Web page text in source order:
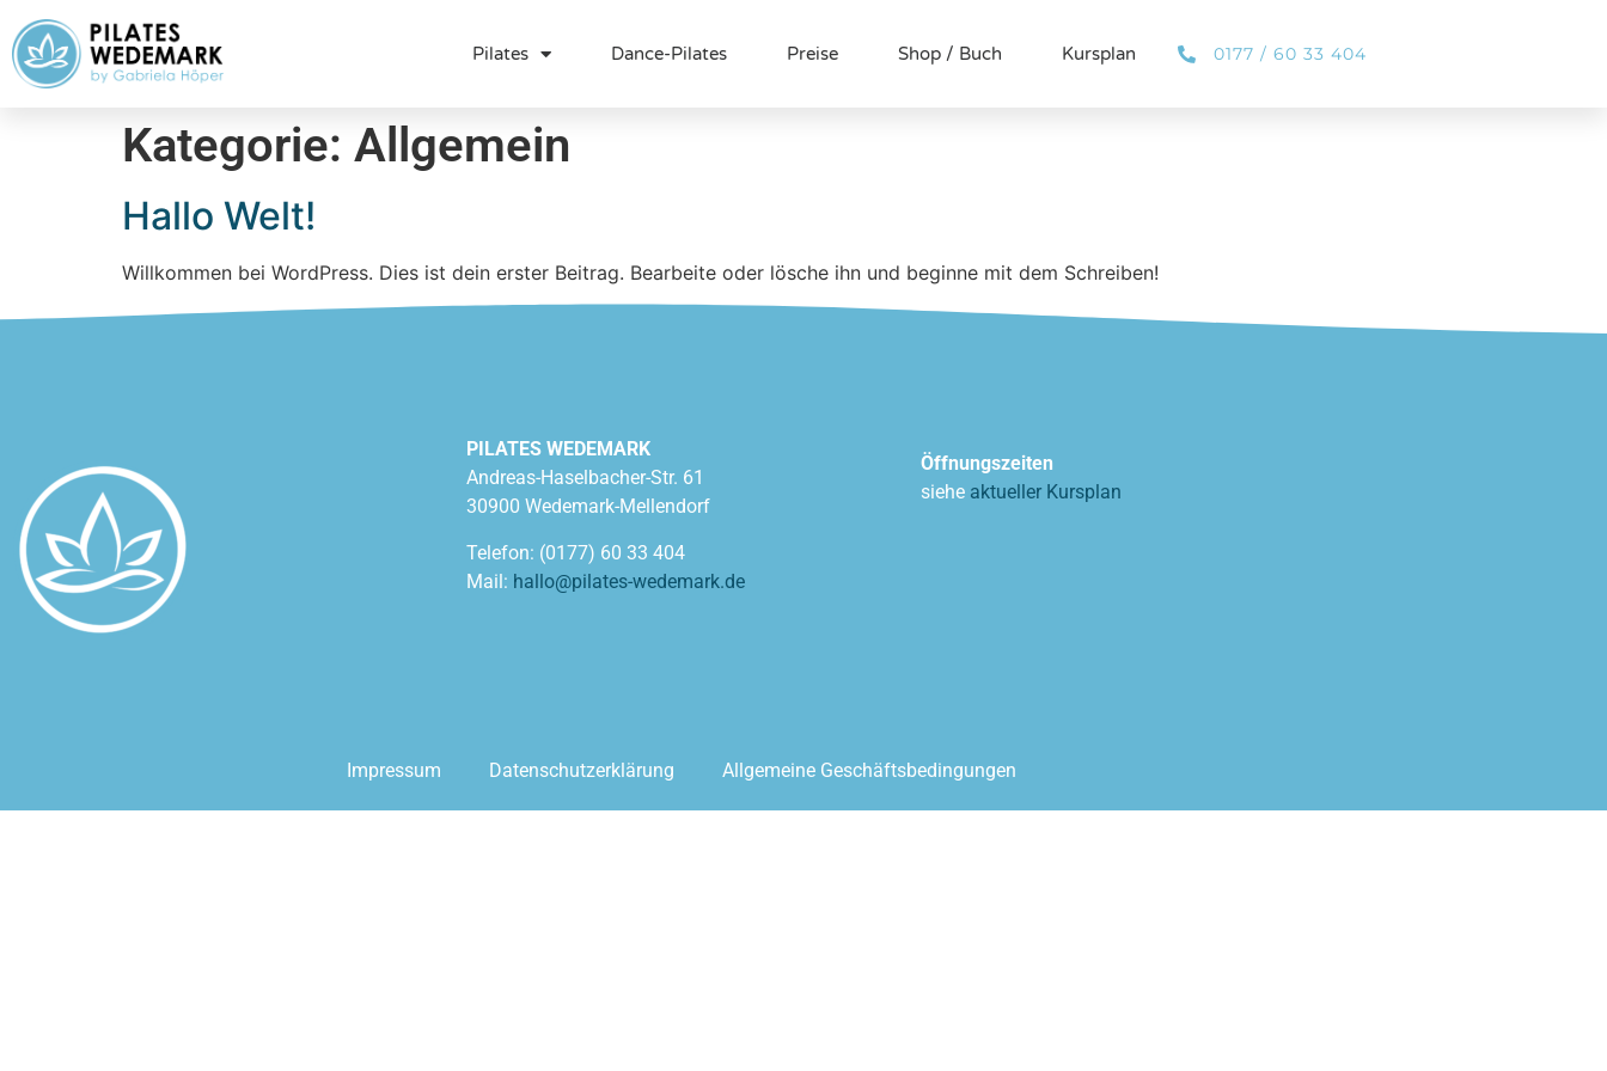
Pilates Dance-Pilates Preise Shop / Buch Kursplan 0177 / 60 33 404
Kategorie: Allgemein
Hallo Welt!
Willkommen bei WordPress. Dies ist dein erster Beitrag. Bearbeite oder lösche ihn und beginne mit dem Schreiben!
PILATES WEDEMARK
Andreas-Haselbacher-Str. 61
30900 Wedemark-Mellendorf
Telefon: (0177) 60 33 404
Mail: hallo@pilates-wedemark.de
Öffnungszeiten
siehe aktueller Kursplan
Impressum Datenschutzerklärung Allgemeine Geschäftsbedingungen